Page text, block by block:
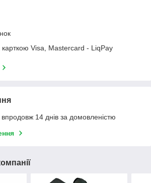
Visa, Mastercard - LiqPay
14 днів за домовленістю